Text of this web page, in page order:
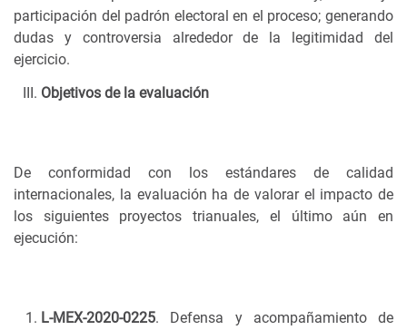
participación del padrón electoral en el proceso; generando
dudas y controversia alrededor de la legitimidad del
ejercicio.
Objetivos de la evaluación
De conformidad con los estándares de calidad
internacionales, la evaluación ha de valorar el impacto de
los siguientes proyectos trianuales, el último aún en
ejecución:
L-MEX-2020-0225. Defensa y acompañamiento de